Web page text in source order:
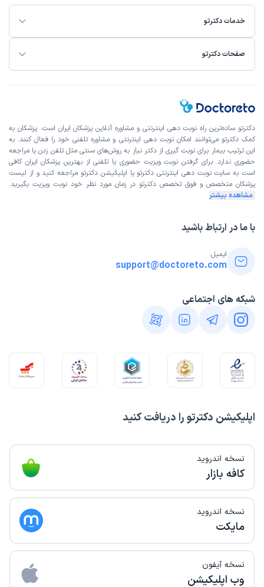
خدمات دکترتو
صفحات دکترتو
اپلیکیشن دکترتو را دریافت کنید
نسخه اندروید
کافه بازار
نسخه اندروید
مایکت
نسخه آیفون
وب اپلیکیشن
دکترتو ساده‌ترین راه نوبت‌ دهی اینترنتی و مشاوره آنلاین پزشکان ایران است. پزشکان به
کمک دکترتو می‌توانند امکان نوبت دهی اینترنتی و مشاوره تلفنی خود را فعال کنند. به
این ترتیب بیمار برای نوبت گیری از دکتر نیاز به روش‌های سنتی مثل تلفن زدن یا مراجعه
حضوری ندارد. برای گرفتن نوبت ویزیت حضوری یا تلفنی از بهترین پزشکان ایران کافی
است به سایت نوبت دهی اینترنتی دکترتو یا اپلیکیشن دکترتو مراجعه کنید و از لیست
پزشکان متخصص و فوق تخصص دکترتو در زمان مورد نظر خود نوبت ویزیت بگیرید.
مشاهده بیشتر
با ما در ارتباط باشید
ایمیل:
support@doctoreto.com
شبکه های اجتماعی